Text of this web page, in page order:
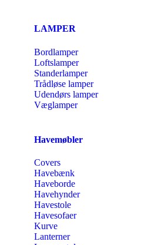
LAMPER
Bordlamper
Loftslamper
Standerlamper
Trådløse lamper
Udendørs lamper
Væglamper
Havemøbler
Covers
Havebænk
Haveborde
Havehynder
Havestole
Havesofaer
Kurve
Lanterner